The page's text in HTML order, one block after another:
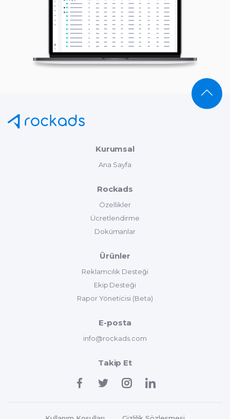
Kurumsal
Ana Sayfa
Rockads
Özellikler
Ücretlendirme
Dokümanlar
Ürünler
Reklamcılık Desteği
Ekip Desteği
Rapor Yöneticisi (Beta)
E-posta
info@rockads.com
Takip Et